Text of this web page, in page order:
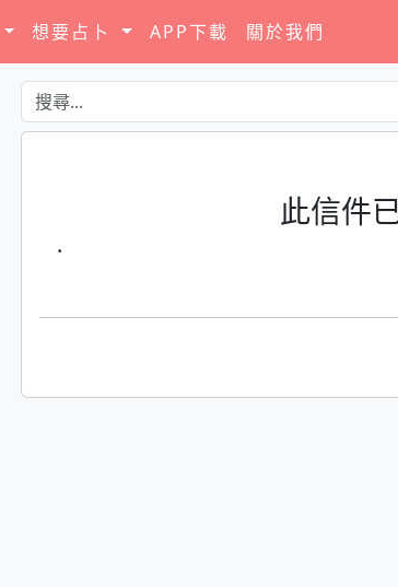
想要占卜 APP下載 關於我們
此信件
·